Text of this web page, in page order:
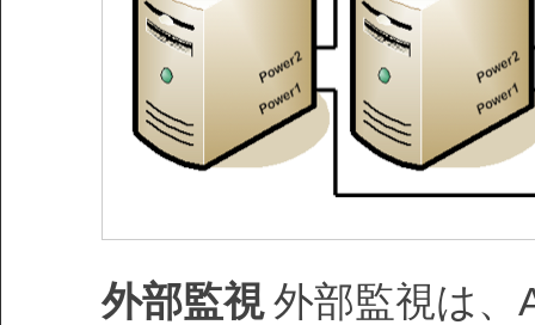
外部監視外部監視は、